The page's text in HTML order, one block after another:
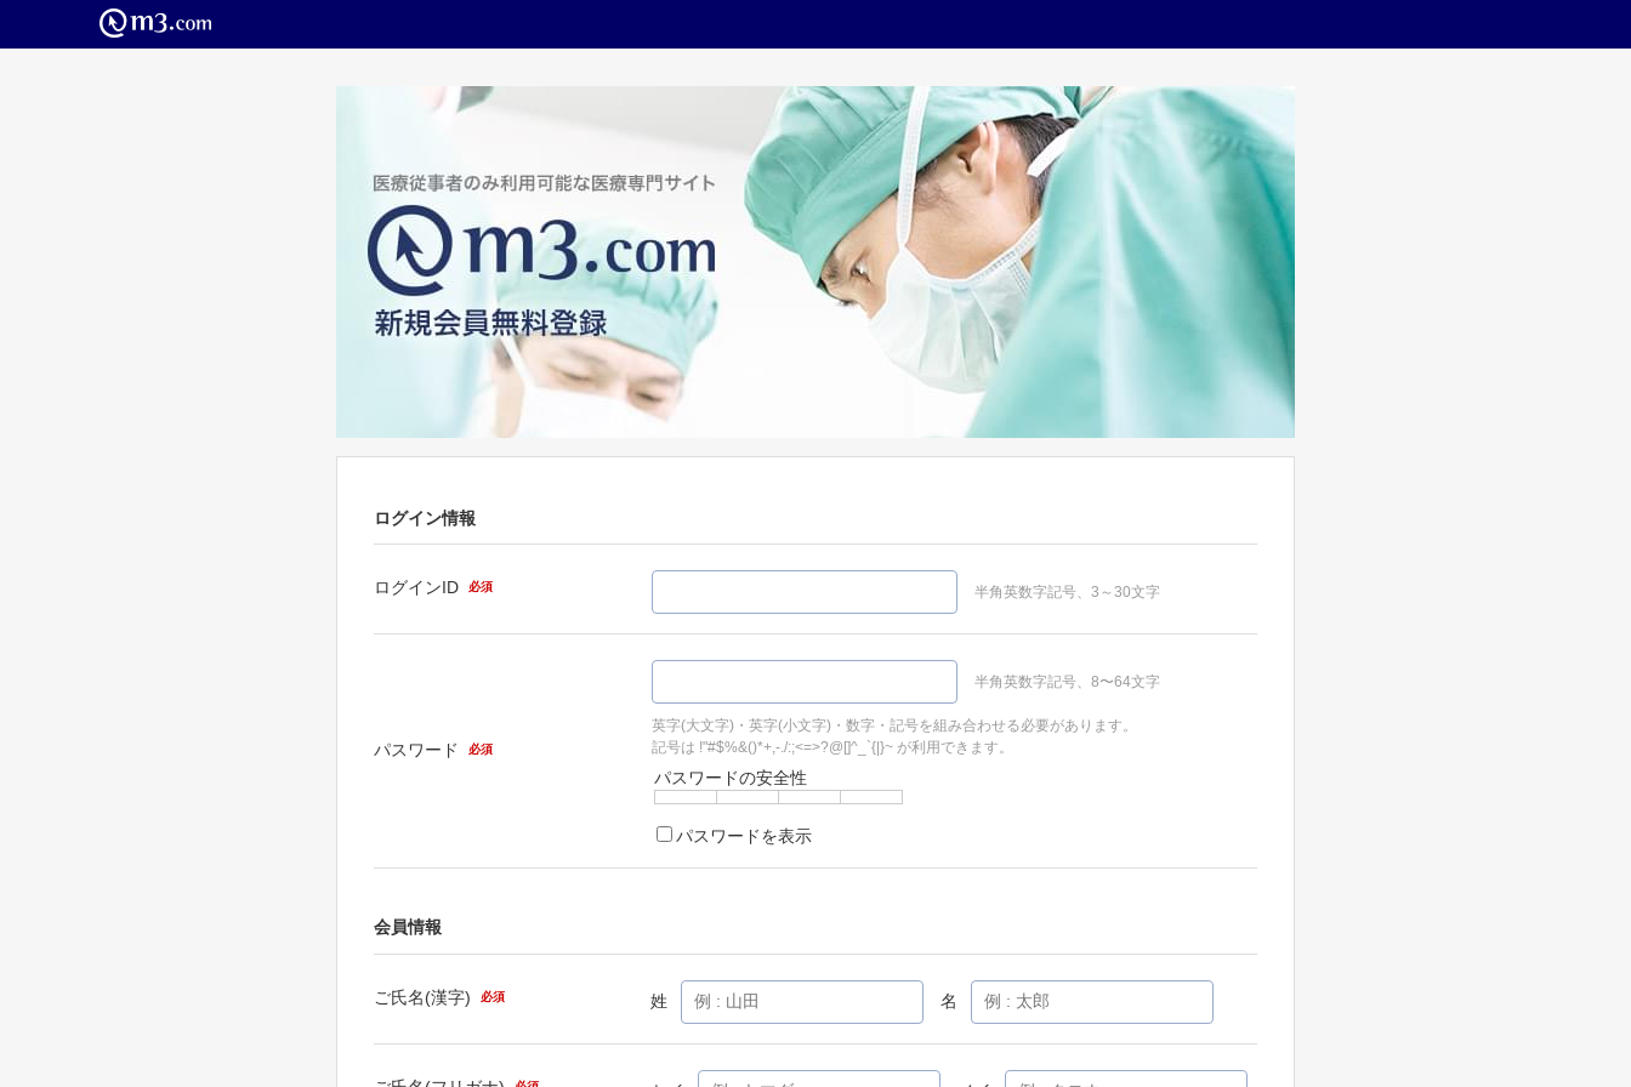
ログイン情報
ログインID 必須 半角英数字記号、3～30文字
パスワード 必須
半角英数字記号、8〜64文字
英字(大文字)・英字(小文字)・数字・記号を組み合わせる必要があります。
記号は !"#$%&()*+,-./:;<=>?@[]^_`{|}~ が利用できます。
パスワードの安全性
パスワードを表示
会員情報
ご氏名(漢字) 必須 姓 名